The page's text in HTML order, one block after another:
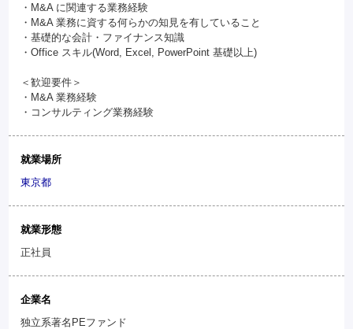
・M&A に関連する業務経験
・M&A 業務に資する何らかの知見を有していること
・基礎的な会計・ファイナンス知識
・Office スキル(Word, Excel, PowerPoint 基礎以上)
＜歓迎要件＞
・M&A 業務経験
・コンサルティング業務経験
就業場所
東京都
就業形態
正社員
企業名
独立系著名PEファンド